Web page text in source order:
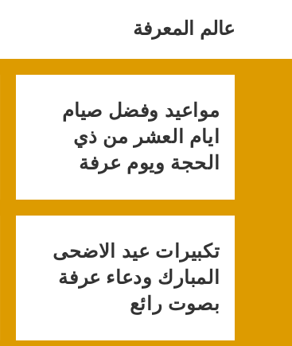
عالم المعرفة
مواعيد وفضل صيام
ايام العشر من ذي
الحجة ويوم عرفة
تكبيرات عيد الاضحى
المبارك ودعاء عرفة
بصوت رائع